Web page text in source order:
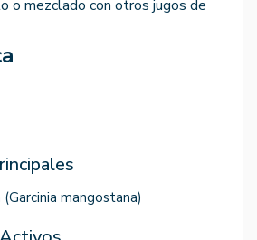
o mezclado con otros jugos de
mangostana)